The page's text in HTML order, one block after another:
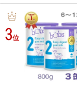
3位